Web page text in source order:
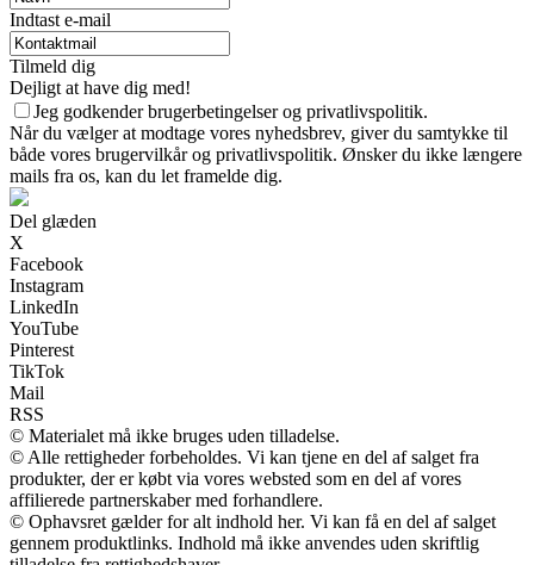
Indtast e-mail
Tilmeld dig
Dejligt at have dig med!
Jeg godkender brugerbetingelser og privatlivspolitik.
Når du vælger at modtage vores nyhedsbrev, giver du samtykke til
både vores brugervilkår og privatlivspolitik. Ønsker du ikke længere
mails fra os, kan du let framelde dig.
Del glæden
X
Facebook
Instagram
LinkedIn
YouTube
Pinterest
TikTok
Mail
RSS
© Materialet må ikke bruges uden tilladelse.
© Alle rettigheder forbeholdes. Vi kan tjene en del af salget fra
produkter, der er købt via vores websted som en del af vores
affilierede partnerskaber med forhandlere.
© Ophavsret gælder for alt indhold her. Vi kan få en del af salget
gennem produktlinks. Indhold må ikke anvendes uden skriftlig